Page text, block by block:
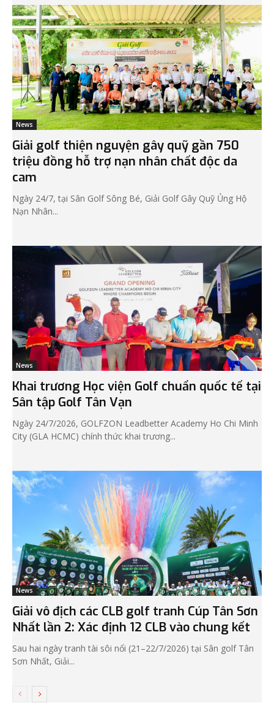
News
Giải golf thiện nguyện gây quỹ gần 750
triệu đồng hỗ trợ nạn nhân chất độc da
cam
Ngày 24/7, tại Sân Golf Sông Bé, Giải Golf Gây Quỹ Ủng Hộ
Nạn Nhân...
News
Khai trương Học viện Golf chuẩn quốc tế tại
Sân tập Golf Tân Vạn
Ngày 24/7/2026, GOLFZON Leadbetter Academy Ho Chi Minh
City (GLA HCMC) chính thức khai trương...
News
Giải vô địch các CLB golf tranh Cúp Tân Sơn
Nhất lần 2: Xác định 12 CLB vào chung kết
Sau hai ngày tranh tài sôi nổi (21–22/7/2026) tại Sân golf Tân
Sơn Nhất, Giải...